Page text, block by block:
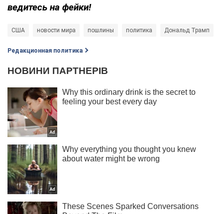
ведитесь на фейки!
США новости мира пошлины политика Дональд Трамп
Редакционная политика